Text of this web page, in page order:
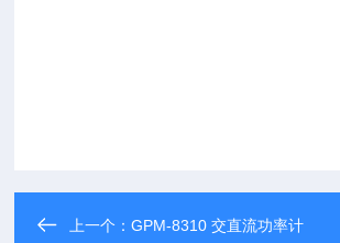
上一个：GPM-8310 交直流功率计